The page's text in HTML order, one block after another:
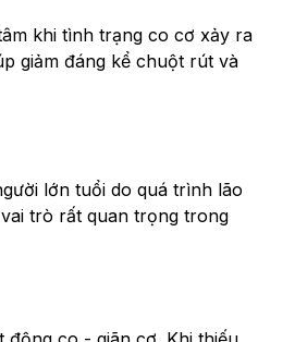
khi tình trạng co cơ xảy ra
giảm đáng kể chuột rút và
lớn tuổi do quá trình lão
trò rất quan trọng trong